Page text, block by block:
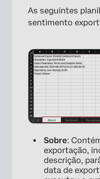
As seguintes
sentimento
Sobre:
exportação,
descrição,
data de